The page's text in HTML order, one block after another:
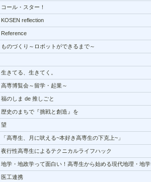
コール・スター！
KOSEN reflection
Reference
ものづくり～ロボットができるまで～
生きてる、生きてく。
高専博覧会～留学・起業～
福のしま de 推しごと
歴史のまちで『挑戦と創造』を
望
「高専生、月に吠える~本好き高専生の下克上~」
夜行性高専生によるテクニカルライフハック
地学・地政学って面白い！高専生から始める現代地理・地学
医工連携